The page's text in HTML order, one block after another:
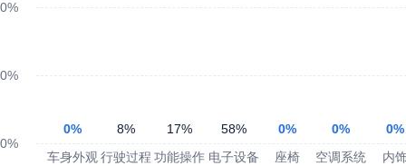
车身外观
0%
行驶过程
8%
功能操作
17%
电子设备
58%
座椅
0%
空调系统
0%
内
0%
0%
0%
0%